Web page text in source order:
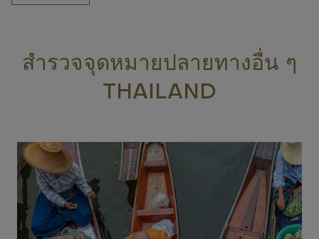
สำรวจจุดหมายปลายทางอื่น ๆ
THAILAND